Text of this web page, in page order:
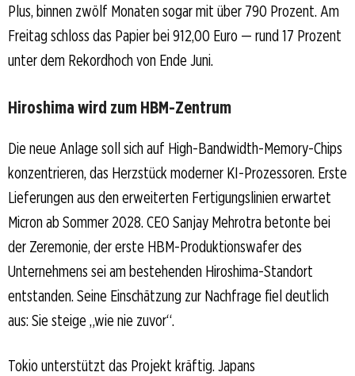
Plus, binnen zwölf Monaten sogar mit über 790 Prozent. Am
Freitag schloss das Papier bei 912,00 Euro — rund 17 Prozent
unter dem Rekordhoch von Ende Juni.
Hiroshima wird zum HBM-Zentrum
Die neue Anlage soll sich auf High-Bandwidth-Memory-Chips
konzentrieren, das Herzstück moderner KI-Prozessoren. Erste
Lieferungen aus den erweiterten Fertigungslinien erwartet
Micron ab Sommer 2028. CEO Sanjay Mehrotra betonte bei
der Zeremonie, der erste HBM-Produktionswafer des
Unternehmens sei am bestehenden Hiroshima-Standort
entstanden. Seine Einschätzung zur Nachfrage fiel deutlich
aus: Sie steige „wie nie zuvor“.
Tokio unterstützt das Projekt kräftig. Japans